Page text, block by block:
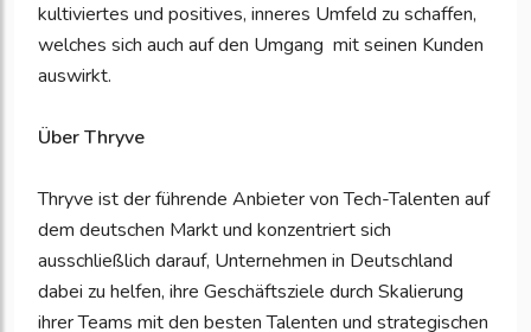
kultiviertes und positives, inneres Umfeld zu schaffen,
welches sich auch auf den Umgang mit seinen Kunden
auswirkt.
Über Thryve
Thryve ist der führende Anbieter von Tech-Talenten auf
dem deutschen Markt und konzentriert sich
ausschließlich darauf, Unternehmen in Deutschland
dabei zu helfen, ihre Geschäftsziele durch Skalierung
ihrer Teams mit den besten Talenten und strategischen